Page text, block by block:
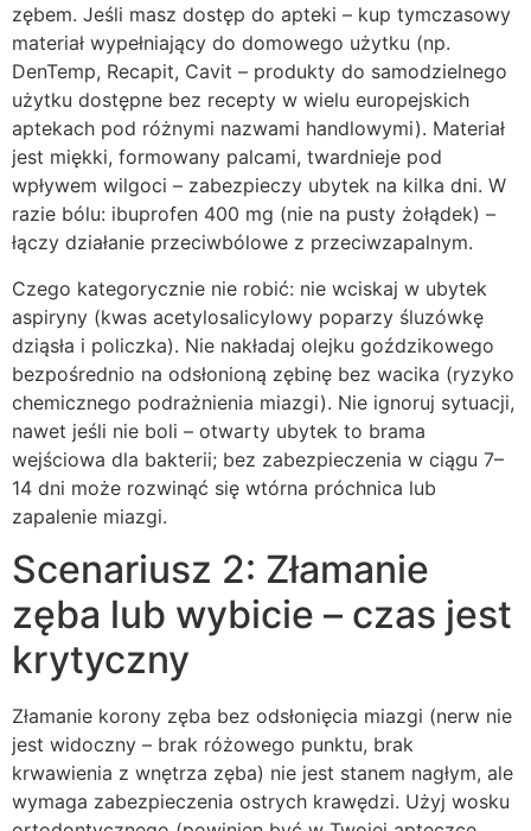
zębem. Jeśli masz dostęp do apteki – kup tymczasowy
materiał wypełniający do domowego użytku (np.
DenTemp, Recapit, Cavit – produkty do samodzielnego
użytku dostępne bez recepty w wielu europejskich
aptekach pod różnymi nazwami handlowymi). Materiał
jest miękki, formowany palcami, twardnieje pod
wpływem wilgoci – zabezpieczy ubytek na kilka dni. W
razie bólu: ibuprofen 400 mg (nie na pusty żołądek) –
łączy działanie przeciwbólowe z przeciwzapalnym.
Czego kategorycznie nie robić: nie wciskaj w ubytek
aspiryny (kwas acetylosalicylowy poparzy śluzówkę
dziąsła i policzka). Nie nakładaj olejku goździkowego
bezpośrednio na odsłonioną zębinę bez wacika (ryzyko
chemicznego podrażnienia miazgi). Nie ignoruj sytuacji,
nawet jeśli nie boli – otwarty ubytek to brama
wejściowa dla bakterii; bez zabezpieczenia w ciągu 7–
14 dni może rozwinąć się wtórna próchnica lub
zapalenie miazgi.
Scenariusz 2: Złamanie
zęba lub wybicie – czas jest
krytyczny
Złamanie korony zęba bez odsłonięcia miazgi (nerw nie
jest widoczny – brak różowego punktu, brak
krwawienia z wnętrza zęba) nie jest stanem nagłym, ale
wymaga zabezpieczenia ostrych krawędzi. Użyj wosku